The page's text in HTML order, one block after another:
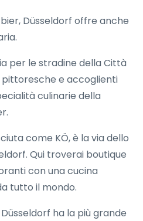
Düsseldorf offre anche
per le stradine della Città
e accoglienti
culinarie della
come KÖ, è la via dello
Qui troverai boutique
con una cucina
tutto il mondo.
Düsseldorf ha la più grande